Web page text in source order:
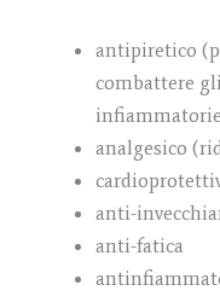
antipiretico
combattere
analgesico
anti-
anti-fatica